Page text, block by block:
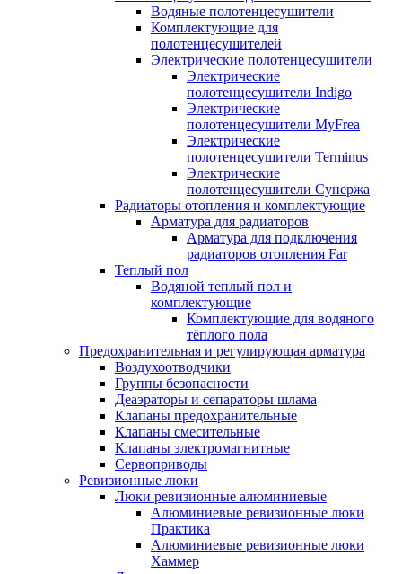
Водяные полотенцесушители
Комплектующие для
полотенцесушителей
Электрические полотенцесушители
Электрические
полотенцесушители Indigo
Электрические
полотенцесушители MyFrea
Электрические
полотенцесушители Terminus
Электрические
полотенцесушители Сунержа
Радиаторы отопления и комплектующие
Арматура для радиаторов
Арматура для подключения
радиаторов отопления Far
Теплый пол
Водяной теплый пол и
комплектующие
Комплектующие для водяного
тёплого пола
Предохранительная и регулирующая арматура
Воздухоотводчики
Группы безопасности
Деаэраторы и сепараторы шлама
Клапаны предохранительные
Клапаны смесительные
Клапаны электромагнитные
Сервоприводы
Ревизионные люки
Люки ревизионные алюминиевые
Алюминиевые ревизионные люки
Практика
Алюминиевые ревизионные люки
Хаммер